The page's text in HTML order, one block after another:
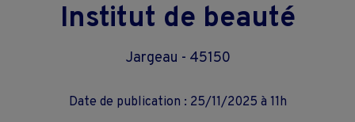
Institut de beauté
Jargeau - 45150
Date de publication : 25/11/2025 à 11h